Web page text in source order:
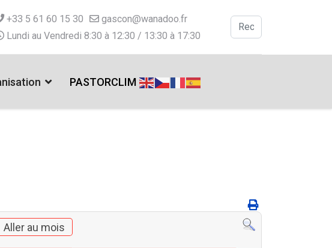
+33 5 61 60 15 30
gascon@wanadoo.fr
Lundi au Vendredi 8:30 à 12:30 / 13:30 à 17:30
Valider
PASTORCLIM
Aller au mois